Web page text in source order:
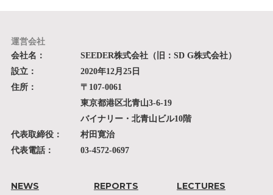
運営会社
会社名：
SEEDER株式会社（旧：SD G株式会社）
設立：
2020年12月25日
住所：
〒107-0061
東京都港区北青山3-6-19
バイナリー・北青山ビル10階
代表取締役：
村田寛治
代表電話：
03-4572-0697
NEWS REPORTS LECTURES